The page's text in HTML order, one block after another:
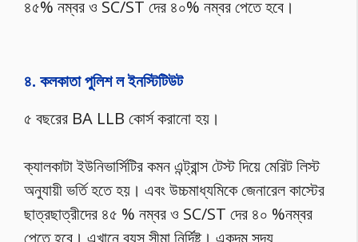
৪৫% নম্বর ও SC/ST দের ৪০% নম্বর পেতে হবে।
৪. কলকাতা পুলিশ ল ইনস্টিটিউট
৫ বছরের BA LLB কোর্স করানো হয়।
ক্যালকাটা ইউনিভার্সিটির কমন এন্ট্রান্স টেস্ট দিয়ে মেরিট লিস্ট
অনুযায়ী ভর্তি হতে হয়। এবং উচ্চমাধ্যমিকে জেনারেল কাস্টের
ছাত্রছাত্রীদের ৪৫ % নম্বর ও SC/ST দের ৪০ %নম্বর
পেতে হবে। এখানে বয়স সীমা নির্দিষ্ট। একদম সদ্য